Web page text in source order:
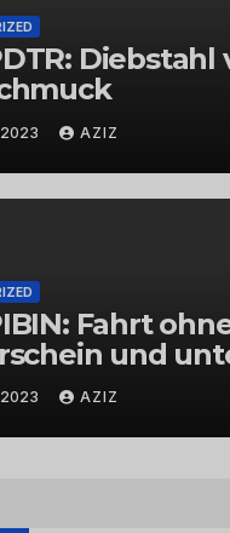
Diebstahl
AZIZ
Fahrt
und
von Drogen
AZIZ